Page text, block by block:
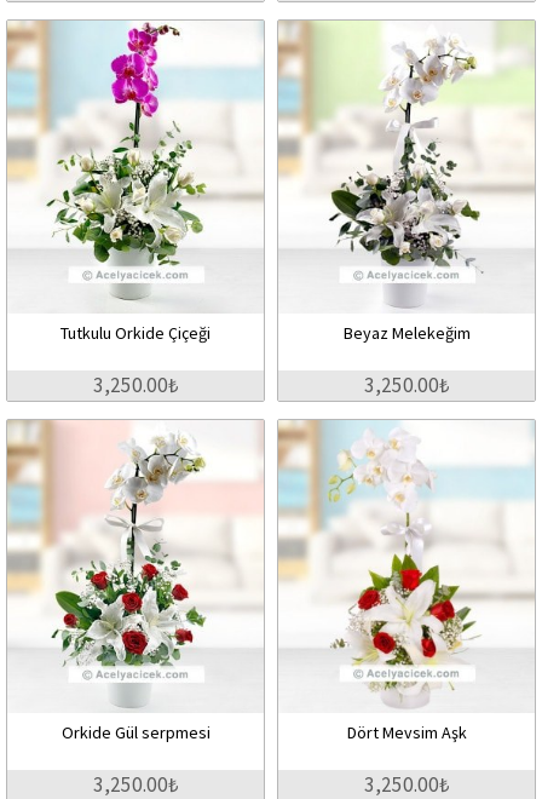
Tutkulu Orkide Çiçeği
3,250.00₺
Beyaz Melekeğim
3,250.00₺
Orkide Gül serpmesi
3,250.00₺
Dört Mevsim Aşk
3,250.00₺